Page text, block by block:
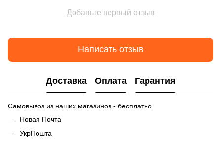
Добавьте первый отзыв
Написать отзыв
Доставка Оплата Гарантия
Самовывоз из наших магазинов - бесплатно.
Новая Почта
УкрПошта